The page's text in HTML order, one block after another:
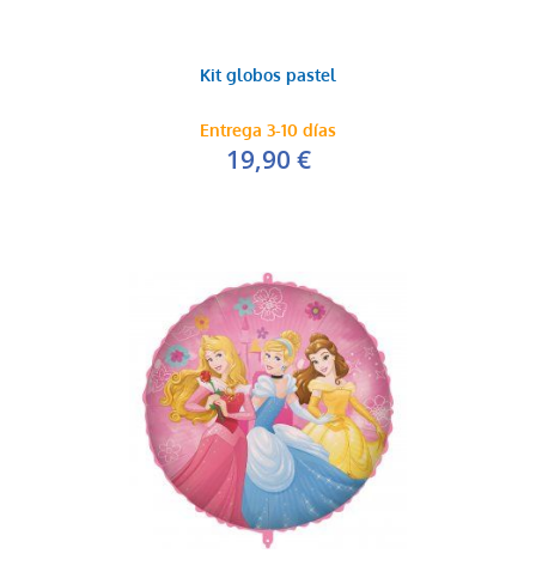
Kit globos pastel
Entrega 3-10 días
19,90 €